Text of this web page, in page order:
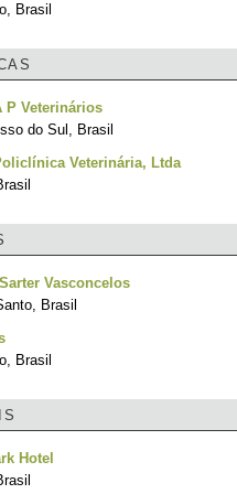
Brasil
P Veterinários
do Sul, Brasil
Veterinária, Ltda
Vasconcelos
Brasil
Brasil
Hotel